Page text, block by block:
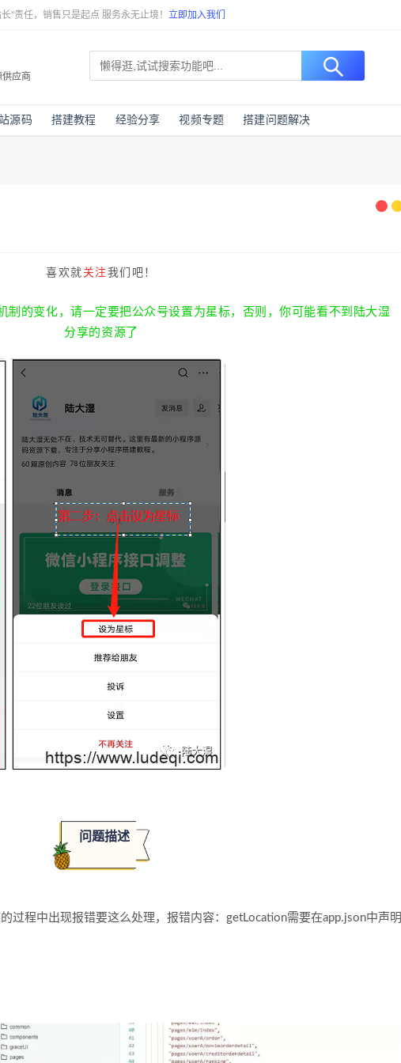
”责任，销售只是起点 服务永无止境！ 立即加入我们
应商
源码 搭建教程 经验分享 视频专题 搭建问题解决
喜欢就关注我们吧！
制的变化，请一定要把公众号设置为星标，否则，你可能看不到陆大湿
分享的资源了
问题描述
过程中出现报错要这么处理，报错内容：getLocation需要在app.json中声明